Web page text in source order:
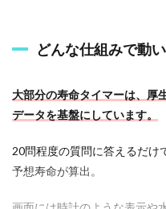
っ
る
と
ど
な
感
どんな仕組みで動
大部分の寿命タイマーは、厚
データを基盤にしています。
20問程度の質問に答えるだけ
予想寿命が算出。